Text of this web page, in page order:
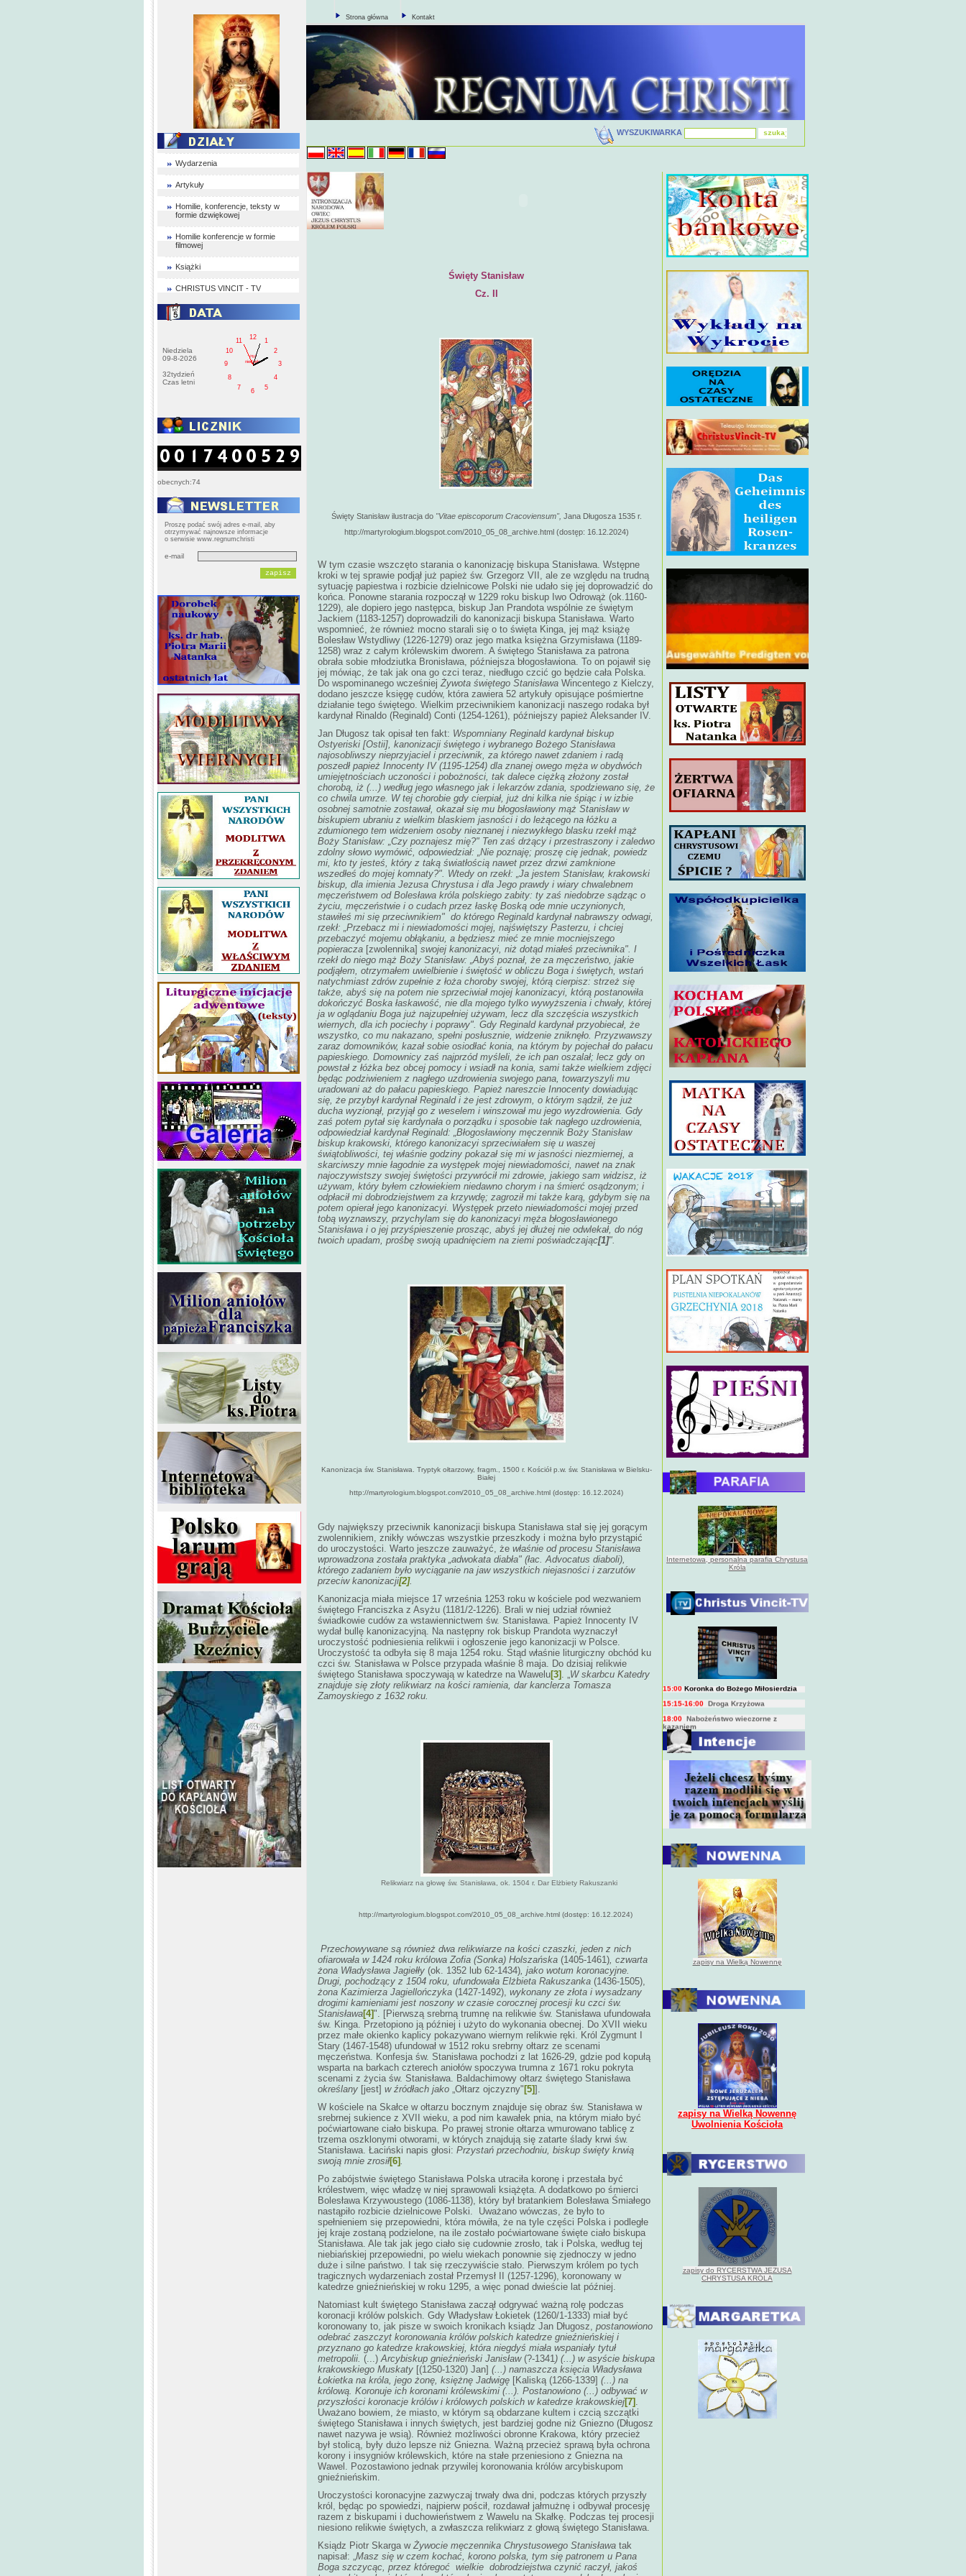
Wydarzenia
Artykuły
Homilie, konferencje, teksty w
formie dzwiękowej
Homilie konferencje w formie
filmowej
Książki
CHRISTUS VINCIT - TV
Niedziela
09-8-2026
32tydzień
Czas letni
1
2
3
4
5
6
7
8
9
10
11
12
PM
niedziela
obecnych:74
Proszę podać swój adres e-mail, aby
otrzymywać najnowsze informacje
o serwisie www.regnumchristi
e-mail
Strona główna Kontakt
WYSZUKIWARKA
Święty Stanisław
Cz. II
Święty Stanisław ilustracja do "Vitae episcoporum Cracoviensum", Jana Długosza 1535 r.
http://martyrologium.blogspot.com/2010_05_08_archive.html (dostęp: 16.12.2024)
W tym czasie wszczęto starania o kanonizację biskupa Stanisława. Wstępne
kroki w tej sprawie podjął już papież św. Grzegorz VII, ale ze względu na trudną
sytuację papiestwa i rozbicie dzielnicowe Polski nie udało się jej doprowadzić do
końca. Ponowne starania rozpoczął w 1229 roku biskup Iwo Odrowąż (ok.1160-
1229), ale dopiero jego następca, biskup Jan Prandota wspólnie ze świętym
Jackiem (1183-1257) doprowadzili do kanonizacji biskupa Stanisława. Warto
wspomnieć, że również mocno starali się o to święta Kinga, jej mąż książę
Bolesław Wstydliwy (1226-1279) oraz jego matka księżna Grzymisława (1189-
1258) wraz z całym królewskim dworem. A świętego Stanisława za patrona
obrała sobie młodziutka Bronisława, późniejsza błogosławiona. To on pojawił się
jej mówiąc, że tak jak ona go czci teraz, niedługo czcić go będzie cała Polska.
Do wspominanego wcześniej Żywota świętego Stanisława Wincentego z Kielczy,
dodano jeszcze księgę cudów, która zawiera 52 artykuły opisujące pośmiertne
działanie tego świętego. Wielkim przeciwnikiem kanonizacji naszego rodaka był
kardynał Rinaldo (Reginald) Conti (1254-1261), późniejszy papież Aleksander IV.
Jan Długosz tak opisał ten fakt: Wspomniany Reginald kardynał biskup
Ostyeriski [Ostii], kanonizacji świętego i wybranego Bożego Stanisława
najosobliwszy nieprzyjaciel i przeciwnik, za którego nawet zdaniem i radą
poszedł papież Innocenty IV (1195-1254) dla znanej owego męża w obydwóch
umiejętnościach uczoności i pobożności, tak dalece ciężką złożony został
chorobą, iż (...) według jego własnego jak i lekarzów zdania, spodziewano się, że
co chwila umrze. W tej chorobie gdy cierpiał, już dni kilka nie śpiąc i w izbie
osobnej samotnie zostawał, okazał się mu błogosławiony mąż Stanisław w
biskupiem ubraniu z wielkim blaskiem jasności i do leżącego na łóżku a
zdumionego tem widzeniem osoby nieznanej i niezwykłego blasku rzekł mąż
Boży Stanisław: „Czy poznajesz mię?" Ten zaś drżący i przestraszony i zaledwo
zdolny słowo wymówić, odpowiedział: „Nie poznaję; proszę cię jednak, powiedz
mi, kto ty jesteś, który z taką światłością nawet przez drzwi zamknione
wszedłeś do mojej komnaty?". Wtedy on rzekł: „Ja jestem Stanisław, krakowski
biskup, dla imienia Jezusa Chrystusa i dla Jego prawdy i wiary chwalebnem
męczeństwem od Bolesława króla polskiego zabity: ty zaś niedobrze sądząc o
życiu, męczeństwie i o cudach przez łaskę Boską ode mnie uczynionych,
stawiłeś mi się przeciwnikiem" do którego Reginald kardynał nabrawszy odwagi,
rzekł: „Przebacz mi i niewiadomości mojej, najświętszy Pasterzu, i chciej
przebaczyć mojemu obłąkaniu, a będziesz mieć ze mnie mocniejszego
popieracza [zwolennika] swojej kanonizacyi, niż dotąd miałeś przeciwnika". I
rzekł do niego mąż Boży Stanisław: „Abyś poznał, że za męczeństwo, jakie
podjąłem, otrzymałem uwielbienie i świętość w obliczu Boga i świętych, wstań
natychmiast zdrów zupełnie z łoża choroby swojej, którą cierpisz: strzeż się
także, abyś się na potem nie sprzeciwiał mojej kanonizacyi, którą postanowiła
dokończyć Boska łaskawość, nie dla mojego tylko wywyższenia i chwały, której
ja w oglądaniu Boga już najzupełniej używam, lecz dla szczęścia wszystkich
wiernych, dla ich pociechy i poprawy". Gdy Reginald kardynał przyobiecał, że
wszystko, co mu nakazano, spełni posłusznie, widzenie zniknęło. Przyzwawszy
zaraz domowników, kazał sobie osiodłać konia, na którym by pojechał do pałacu
papieskiego. Domownicy zaś najprzód myśleli, że ich pan oszalał; lecz gdy on
powstał z łóżka bez obcej pomocy i wsiadł na konia, sami także wielkiem zdjęci
będąc podziwieniem z nagłego uzdrowienia swojego pana, towarzyszyli mu
uradowani aż do pałacu papieskiego. Papież nareszcie Innocenty dowiadując
się, że przybył kardynał Reginald i że jest zdrowym, o którym sądził, że już
ducha wyzionął, przyjął go z weselem i winszował mu jego wyzdrowienia. Gdy
zaś potem pytał się kardynała o porządku i sposobie tak nagłego uzdrowienia,
odpowiedział kardynał Reginald: „Błogosławiony męczennik Boży Stanisław
biskup krakowski, którego kanonizacyi sprzeciwiałem się u waszej
świątobliwości, tej właśnie godziny pokazał się mi w jasności niezmiernej, a
skarciwszy mnie łagodnie za występek mojej niewiadomości, nawet na znak
najoczywistszy swojej świętości przywrócił mi zdrowie, jakiego sam widzisz, iż
używam, który byłem człowiekiem niedawno chorym i na śmierć osądzonym; i
odpłacił mi dobrodziejstwem za krzywdę; zagroził mi także karą, gdybym się na
potem opierał jego kanonizacyi. Występek przeto niewiadomości mojej przed
tobą wyznawszy, przychylam się do kanonizacyi męża błogosławionego
Stanisława i o jej przyśpieszenie prosząc, abyś jej dłużej nie odwlekał, do nóg
twoich upadam, prośbę swoją upadnięciem na ziemi poświadczając[1]".
Kanonizacja św. Stanisława. Tryptyk ołtarzowy, fragm., 1500 r. Kościół p.w. św. Stanisława w Bielsku-
Białej
http://martyrologium.blogspot.com/2010_05_08_archive.html (dostęp: 16.12.2024)
Gdy największy przeciwnik kanonizacji biskupa Stanisława stał się jej gorącym
zwolennikiem, znikły wówczas wszystkie przeszkody i można było przystąpić
do uroczystości. Warto jeszcze zauważyć, że właśnie od procesu Stanisława
wprowadzona została praktyka „adwokata diabła" (łac. Advocatus diaboli),
którego zadaniem było wyciąganie na jaw wszystkich niejasności i zarzutów
przeciw kanonizacji[2].
Kanonizacja miała miejsce 17 września 1253 roku w kościele pod wezwaniem
świętego Franciszka z Asyżu (1181/2-1226). Brali w niej udział również
świadkowie cudów za wstawiennictwem św. Stanisława. Papież Innocenty IV
wydał bullę kanonizacyjną. Na następny rok biskup Prandota wyznaczył
uroczystość podniesienia relikwii i ogłoszenie jego kanonizacji w Polsce.
Uroczystość ta odbyła się 8 maja 1254 roku. Stąd właśnie liturgiczny obchód ku
czci św. Stanisława w Polsce przypada właśnie 8 maja. Do dzisiaj relikwie
świętego Stanisława spoczywają w katedrze na Wawelu[3] . „W skarbcu Katedry
znajduje się złoty relikwiarz na kości ramienia, dar kanclerza Tomasza
Zamoyskiego z 1632 roku.
Relikwiarz na głowę św. Stanisława, ok. 1504 r. Dar Elżbiety Rakuszanki
http://martyrologium.blogspot.com/2010_05_08_archive.html (dostęp: 16.12.2024)
Przechowywane są również dwa relikwiarze na kości czaszki, jeden z nich
ofiarowała w 1424 roku królowa Zofia (Sonka) Holszańska (1405-1461), czwarta
żona Władysława Jagiełły (ok. 1352 lub 62-1434), jako wotum koronacyjne.
Drugi, pochodzący z 1504 roku, ufundowała Elżbieta Rakuszanka (1436-1505),
żona Kazimierza Jagiellończyka (1427-1492), wykonany ze złota i wysadzany
drogimi kamieniami jest noszony w czasie corocznej procesji ku czci św.
Stanisława[4]". [Pierwszą srebrną trumnę na relikwie św. Stanisława ufundowała
św. Kinga. Przetopiono ją później i użyto do wykonania obecnej. Do XVII wieku
przez małe okienko kaplicy pokazywano wiernym relikwie ręki. Król Zygmunt I
Stary (1467-1548) ufundował w 1512 roku srebrny ołtarz ze scenami
męczeństwa. Konfesja św. Stanisława pochodzi z lat 1626-29, gdzie pod kopułą
wsparta na barkach czterech aniołów spoczywa trumna z 1671 roku pokryta
scenami z życia św. Stanisława. Baldachimowy ołtarz świętego Stanisława
określany [jest] w źródłach jako „Ołtarz ojczyzny" [5]].
W kościele na Skałce w ołtarzu bocznym znajduje się obraz św. Stanisława w
srebrnej sukience z XVII wieku, a pod nim kawałek pnia, na którym miało być
poćwiartowane ciało biskupa. Po prawej stronie ołtarza wmurowano tablicę z
trzema oszklonymi otworami, w których znajdują się zatarte ślady krwi św.
Stanisława. Łaciński napis głosi: Przystań przechodniu, biskup święty krwią
swoją mnie zrosił[6].
Po zabójstwie świętego Stanisława Polska utraciła koronę i przestała być
królestwem, więc władzę w niej sprawowali książęta. A dodatkowo po śmierci
Bolesława Krzywoustego (1086-1138), który był bratankiem Bolesława Śmiałego
nastąpiło rozbicie dzielnicowe Polski. Uważano wówczas, że było to
spełnieniem się przepowiedni, która mówiła, że na tyle części Polska i podległe
jej kraje zostaną podzielone, na ile zostało poćwiartowane święte ciało biskupa
Stanisława. Ale tak jak jego ciało się cudownie zrosło, tak i Polska, według tej
niebiańskiej przepowiedni, po wielu wiekach ponownie się zjednoczy w jedno
duże i silne państwo. I tak się rzeczywiście stało. Pierwszym królem po tych
tragicznych wydarzeniach został Przemysł II (1257-1296), koronowany w
katedrze gnieźnieńskiej w roku 1295, a więc ponad dwieście lat później.
Natomiast kult świętego Stanisława zaczął odgrywać ważną rolę podczas
koronacji królów polskich. Gdy Władysław Łokietek (1260/1-1333) miał być
koronowany to, jak pisze w swoich kronikach ksiądz Jan Długosz, postanowiono
odebrać zaszczyt koronowania królów polskich katedrze gnieźnieńskiej i
przyznano go katedrze krakowskiej, która niegdyś miała wspaniały tytuł
metropolii. (...)Arcybiskup gnieźnieński Janisław(?-1341) (...) w asyście biskupa
krakowskiego Muskaty [(1250-1320) Jan] (...) namaszcza księcia Władysława
Łokietka na króla, jego żonę, księżnę Jadwigę [Kaliską (1266-1339] (...) na
królową. Koronuje ich koronami królewskimi (...). Postanowiono (...) odbywać w
przyszłości koronacje królów i królowych polskich w katedrze krakowskiej[7] .
Uważano bowiem, że miasto, w którym są obdarzane kultem i czcią szczątki
świętego Stanisława i innych świętych, jest bardziej godne niż Gniezno (Długosz
nawet nazywa je wsią). Również możliwości obronne Krakowa, który przecież
był stolicą, były dużo lepsze niż Gniezna. Ważną przecież sprawą była ochrona
korony i insygniów królewskich, które na stałe przeniesiono z Gniezna na
Wawel. Pozostawiono jednak przywilej koronowania królów arcybiskupom
gnieźnieńskim.
Uroczystości koronacyjne zazwyczaj trwały dwa dni, podczas których przyszły
król, będąc po spowiedzi, najpierw pościł, rozdawał jałmużnę i odbywał procesję
razem z biskupami i duchowieństwem z Wawelu na Skałkę. Podczas tej procesji
niesiono relikwie świętych, a zwłaszcza relikwiarz z głową świętego Stanisława.
Ksiądz Piotr Skarga w Żywocie męczennika Chrystusowego Stanisława tak
napisał: „Masz się w czem kochać, korono polska, tym się patronem u Pana
Boga szczycąc, przez któregoć wielkie dobrodziejstwa czynić raczył, jakoś
Internetowa, personalna parafia Chrystusa
Króla
BIEŻĄCY PROGRAM TRANSMISJI
BEZPOŚREDNICH
(na żywo)
Msza święta
Koronka do Bożego Miłosierdzia
15:15-16:00 Droga Krzyżowa
kazaniem
10:00
Niedzielna Msza święta w miarę
możliwości ks. Piotra
zapisy na Wielką Nowennę
zapisy na Wielką Nowennę
Uwolnienia Kościoła
zapisy do RYCERSTWA JEZUSA
CHRYSTUSA KRÓLA